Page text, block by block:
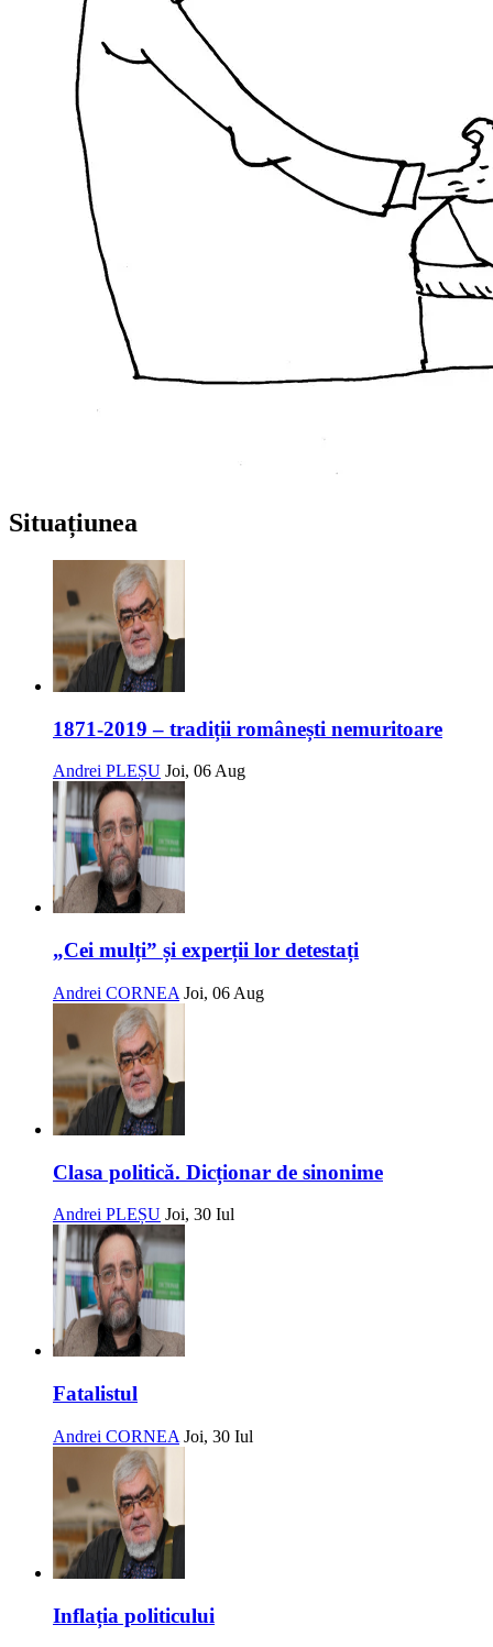
Situațiunea
1871-2019 – tradiții românești nemuritoare
Andrei PLEȘU Joi, 06 Aug
„Cei mulți” și experții lor detestați
Andrei CORNEA Joi, 06 Aug
Clasa politică. Dicționar de sinonime
Andrei PLEȘU Joi, 30 Iul
Fatalistul
Andrei CORNEA Joi, 30 Iul
Inflația politicului